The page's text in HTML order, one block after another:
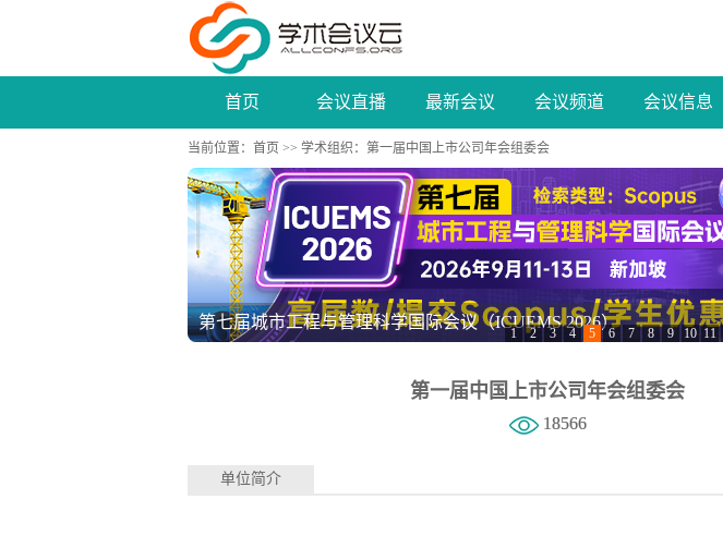
首页 会议直播 最新会议 会议频道 会议信息
当前位置： 首页 >> 学术组织 ：第一届中国上市公司年会组委会
2026年电子工程、通信与计算机技术学术会议（EECCT 2026）
1 2 3 4 5 6 7 8 9 10 11
第一届中国上市公司年会组委会
18566
单位简介